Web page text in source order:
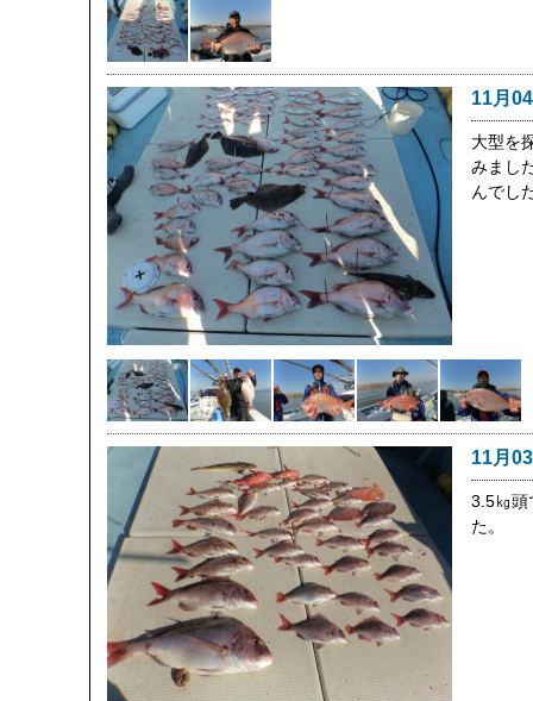
11月
大型を
みまし
んでし
11月
3.5㎏頭
た。